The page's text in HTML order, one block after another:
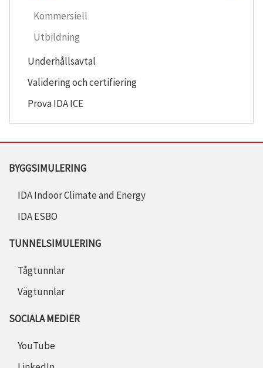
Kommersiell
Utbildning
Underhållsavtal
Validering och certifiering
Prova IDA ICE
BYGGSIMULERING
IDA Indoor Climate and Energy
IDA ESBO
TUNNELSIMULERING
Tågtunnlar
Vägtunnlar
SOCIALA MEDIER
YouTube